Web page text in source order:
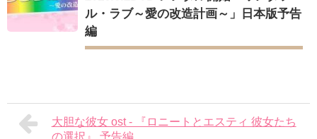
ル・ラブ～愛の改造計画～」日本版予告
編
大胆な彼女 ost - 『ロニートとエスティ 彼女たち
の選択』 予告編